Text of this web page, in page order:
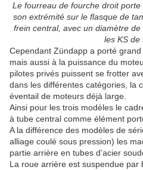
Le fourreau de fourche droit
son extrémité sur le flasque de
frein central, avec un diamètre
les KS de
Cependant Zündapp a porté
mais aussi à la puissance du
pilotes privés puissent se frotter
dans les différentes catégories, la
éventail de moteurs déjà large.
Ainsi pour les trois modèles le
à tube central comme élément
A la différence des modèles de
alliage coulé sous pression) les
partie arrière en tubes d’acier
La roue arrière est suspendue par